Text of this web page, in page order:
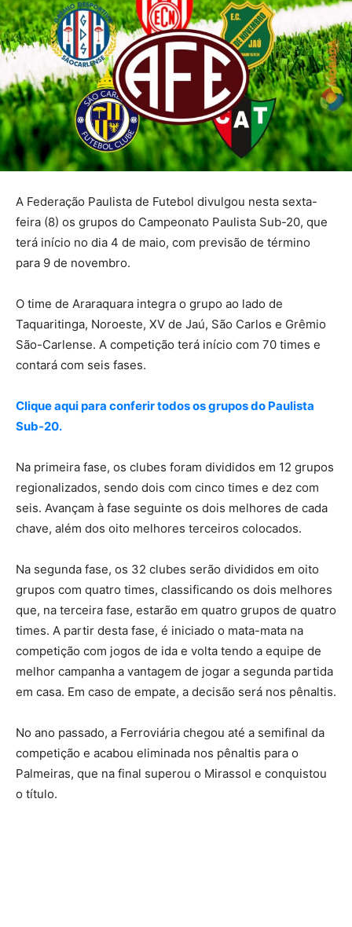
A Federação Paulista de Futebol divulgou nesta sexta-
feira (8) os grupos do Campeonato Paulista Sub-20, que
terá início no dia 4 de maio, com previsão de término
para 9 de novembro.
O time de Araraquara integra o grupo ao lado de
Taquaritinga, Noroeste, XV de Jaú, São Carlos e Grêmio
São-Carlense. A competição terá início com 70 times e
contará com seis fases.
Clique aqui para conferir todos os grupos do Paulista
Sub-20.
Na primeira fase, os clubes foram divididos em 12 grupos
regionalizados, sendo dois com cinco times e dez com
seis. Avançam à fase seguinte os dois melhores de cada
chave, além dos oito melhores terceiros colocados.
Na segunda fase, os 32 clubes serão divididos em oito
grupos com quatro times, classificando os dois melhores
que, na terceira fase, estarão em quatro grupos de quatro
times. A partir desta fase, é iniciado o mata-mata na
competição com jogos de ida e volta tendo a equipe de
melhor campanha a vantagem de jogar a segunda partida
em casa. Em caso de empate, a decisão será nos pênaltis.
No ano passado, a Ferroviária chegou até a semifinal da
competição e acabou eliminada nos pênaltis para o
Palmeiras, que na final superou o Mirassol e conquistou
o título.